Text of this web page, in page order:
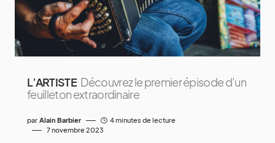
L’ARTISTE Découvrez le premier épisode d’un
feuilleton extraordinaire
par Alain Barbier
4 minutes de lecture
7 novembre 2023